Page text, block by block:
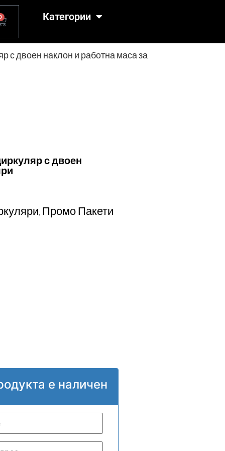
Категории
с двоен наклон и работна маса за
с двоен
, Промо Пакети
е наличен